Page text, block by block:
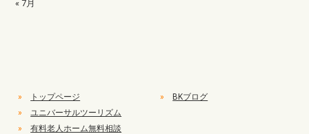
« 7月
»
トップページ
»
ユニバーサルツーリズム
»
有料老人ホーム無料相談
» BKブログ